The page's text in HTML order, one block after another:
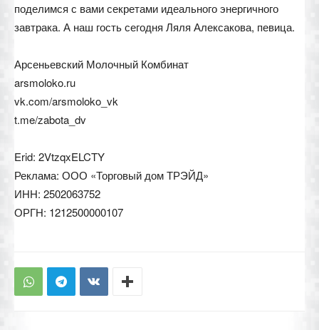
поделимся с вами секретами идеального энергичного
завтрака. А наш гость сегодня Ляля Алексакова, певица.
Арсеньевский Молочный Комбинат
arsmoloko.ru
vk.com/arsmoloko_vk
t.me/zabota_dv
Erid: 2VtzqxELCTY
Реклама: ООО «Торговый дом ТРЭЙД»
ИНН: 2502063752
ОРГН: 1212500000107